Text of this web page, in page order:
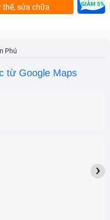
thế, sửa chữa
Phú
từ Google Maps
›